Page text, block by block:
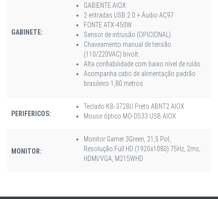
GABINETE:
GABIENTE AIOX
2 entradas USB 2.0 + Áudio AC97
FONTE ATX-450W
Sensor de intrusão (OPICIONAL)
Chaveamento manual de tensão
(110/220VAC) bivolt.
Alta confiabilidade com baixo nível de ruído
Acompanha cabo de alimentação padrão
brasileiro 1,80 metros
PERIFERICOS:
Teclado KB-3728U Preto ABNT2 AIOX
Mouse óptico MO-D533 USB AIOX
MONITOR:
Monitor Gamer 3Green, 21,5 Pol,
Resolução:Full HD (1920x1080) 75Hz, 2ms,
HDMI/VGA, M215WHD